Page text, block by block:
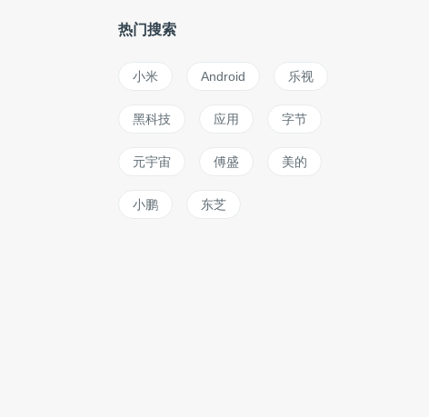
热门搜索
小米 Android 乐视
黑科技 应用 字节
元宇宙 傅盛 美的
小鹏 东芝